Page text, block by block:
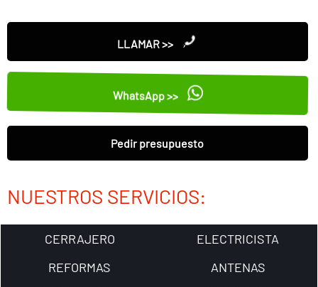
LLAMAR >>
WhatsApp >>
Pedir presupuesto
NUESTROS SERVICIOS:
CERRAJERO
ELECTRICISTA
REFORMAS
ANTENAS